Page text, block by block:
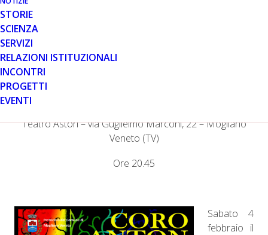
STORIE
SCIENZA
SERVIZI
RELAZIONI ISTITUZIONALI
INCONTRI
PROGETTI
EVENTI
sostenere la ricerca sulla distrofia muscolare di
Teatro Astori – via Guglielmo Marconi, 22 – Mogliano
Veneto (TV)
Ore 20.45
Sabato 4
febbraio il